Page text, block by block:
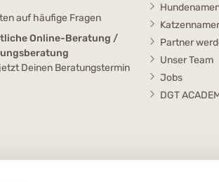
auf häufige Fragen
Online-Beratung /
Deinen Beratungstermin
Partner
Unser Team
Jobs
DGT